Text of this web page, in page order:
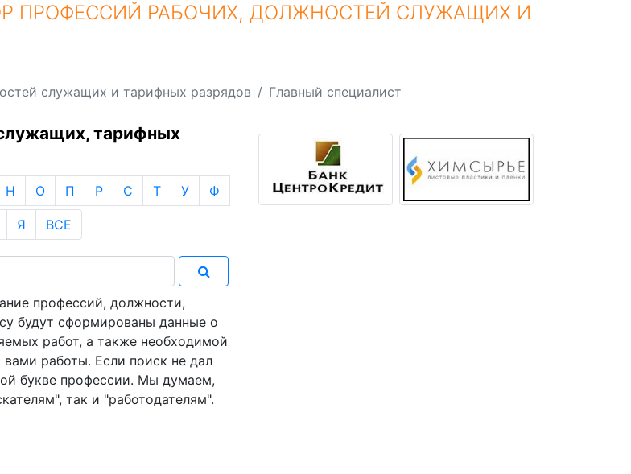
ПРОФЕССИЙ РАБОЧИХ, ДОЛЖНОСТЕЙ СЛУЖАЩИХ И
служащих и тарифных разрядов
Главный специалист
тарифных
Н О П Р С Т У Ф
Я ВСЕ
профессий, должности,
будут сформированы данные о
работ, а также необходимой
работы. Если поиск не дал
букве профессии. Мы думаем,
так и "работодателям".